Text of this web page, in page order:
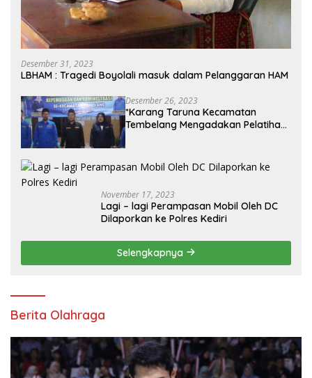
Desember 31, 2023
LBHAM : Tragedi Boyolali masuk dalam Pelanggaran HAM
Desember 26, 2023
*Karang Taruna Kecamatan
Tembelang Mengadakan Pelatihan
November 17, 2023
Lagi – lagi Perampasan Mobil Oleh DC
Dilaporkan ke Polres Kediri
Selengkapnya
Berita Olahraga